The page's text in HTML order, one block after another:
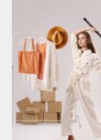
E-Shops
PARIS
#branding #btoc